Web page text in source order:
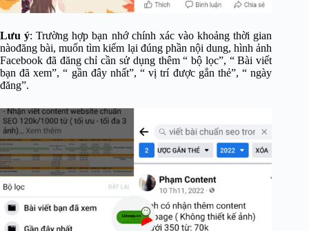
Lưu ý: Trường hợp bạn nhớ chính xác vào khoảng thời gian
nàođăng bài, muốn tìm kiếm lại đúng phần nội dung, hình ảnh
Facebook đã đăng chỉ cần sử dụng thêm “ bộ lọc”, “ Bài viết
bạn đã xem”, “ gần đây nhất”, “ vị trí được gắn thẻ”, “ ngày
đăng”.